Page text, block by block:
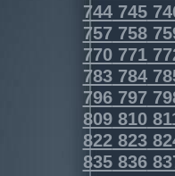
744745
757758
770771
783784
796797
809810
822823
835836